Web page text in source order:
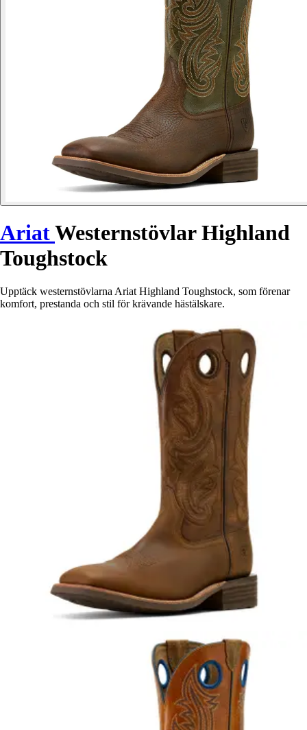
AriatWesternstövlar Highland
Toughstock
Upptäck westernstövlarna Ariat Highland Toughstock, som förenar
komfort, prestanda och stil för krävande hästälskare.